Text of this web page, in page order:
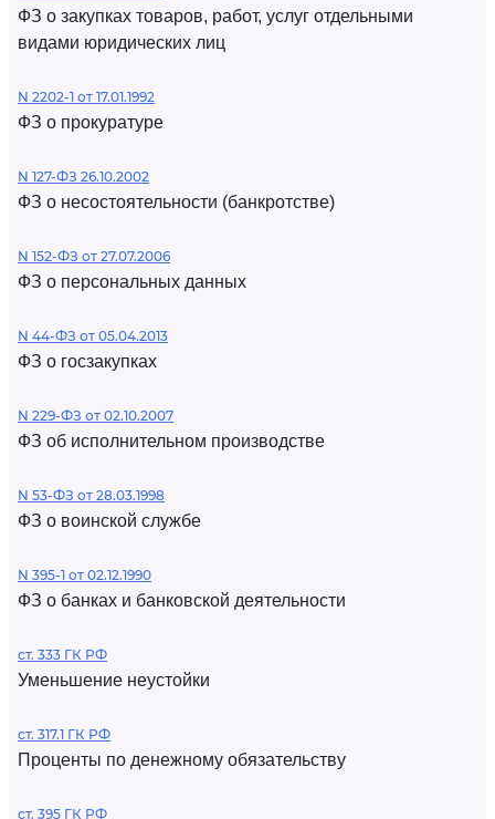
ФЗ о закупках товаров, работ, услуг отдельными
видами юридических лиц
N 2202-1 от 17.01.1992
ФЗ о прокуратуре
N 127-ФЗ 26.10.2002
ФЗ о несостоятельности (банкротстве)
N 152-ФЗ от 27.07.2006
ФЗ о персональных данных
N 44-ФЗ от 05.04.2013
ФЗ о госзакупках
N 229-ФЗ от 02.10.2007
ФЗ об исполнительном производстве
N 53-ФЗ от 28.03.1998
ФЗ о воинской службе
N 395-1 от 02.12.1990
ФЗ о банках и банковской деятельности
ст. 333 ГК РФ
Уменьшение неустойки
ст. 317.1 ГК РФ
Проценты по денежному обязательству
ст. 395 ГК РФ